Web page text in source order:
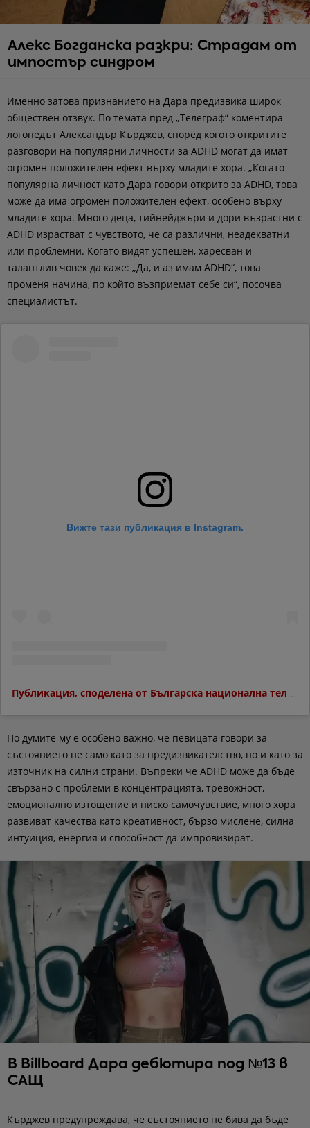
Алекс Богданска разкри: Страдам от
импостър синдром
Именно затова признанието на Дара предизвика широк
обществен отзвук. По темата пред „Телеграф“ коментира
логопедът Александър Кърджев, според когото откритите
разговори на популярни личности за ADHD могат да имат
огромен положителен ефект върху младите хора. „Когато
популярна личност като Дара говори открито за ADHD, това
може да има огромен положителен ефект, особено върху
младите хора. Много деца, тийнейджъри и дори възрастни с
ADHD израстват с чувството, че са различни, неадекватни
или проблемни. Когато видят успешен, харесван и
талантлив човек да каже: „Да, и аз имам ADHD“, това
променя начина, по който възприемат себе си“, посочва
специалистът.
Вижте тази публикация в Instagram.
По думите му е особено важно, че певицата говори за
състоянието не само като за предизвикателство, но и като за
източник на силни страни. Въпреки че ADHD може да бъде
свързано с проблеми в концентрацията, тревожност,
емоционално изтощение и ниско самочувствие, много хора
развиват качества като креативност, бързо мислене, силна
интуиция, енергия и способност да импровизират.
В Billboard Дара дебютира под №13 в
САЩ
Кърджев предупреждава, че състоянието не бива да бъде